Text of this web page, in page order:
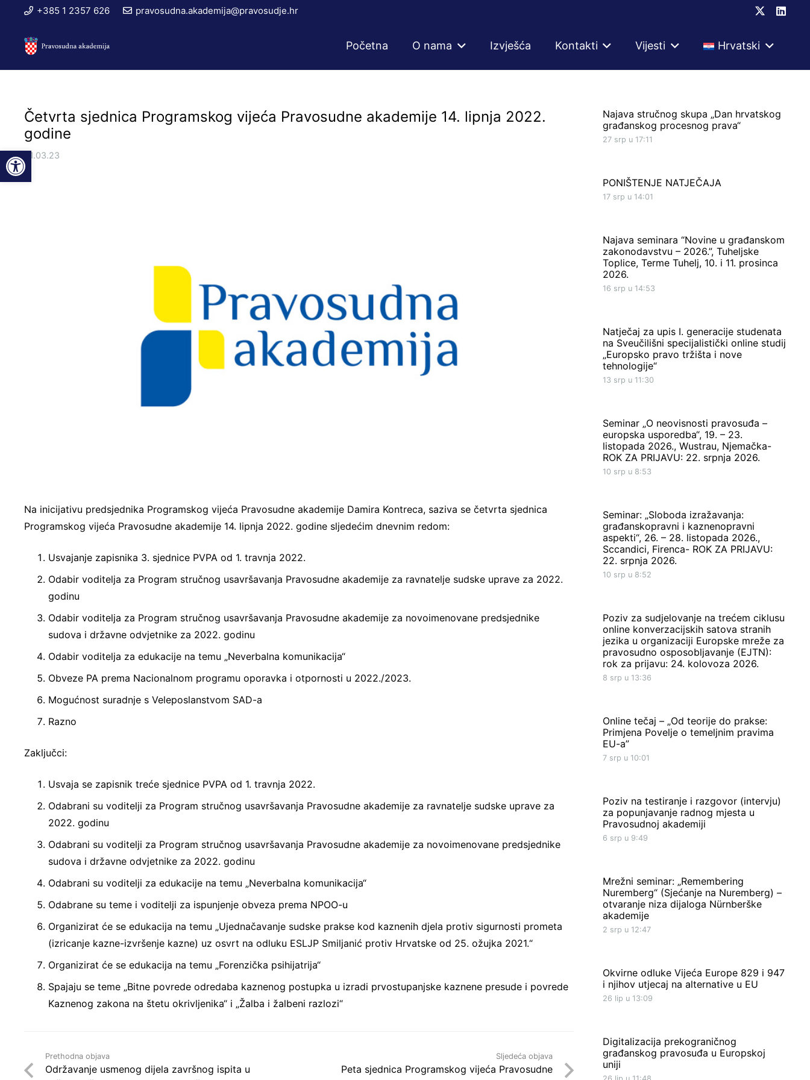
Open toolbar
+385 1 2357 626 pravosudna.akademija@pravosudje.hr
Početna O nama Izvješća Kontakti Vijesti Hrvatski
Četvrta sjednica Programskog vijeća Pravosudne akademije 14. lipnja 2022.
godine
31.03.23
Na inicijativu predsjednika Programskog vijeća Pravosudne akademije Damira Kontreca, saziva se četvrta sjednica
Programskog vijeća Pravosudne akademije 14. lipnja 2022. godine sljedećim dnevnim redom:
Usvajanje zapisnika 3. sjednice PVPA od 1. travnja 2022.
Odabir voditelja za Program stručnog usavršavanja Pravosudne akademije za ravnatelje sudske uprave za 2022.
godinu
Odabir voditelja za Program stručnog usavršavanja Pravosudne akademije za novoimenovane predsjednike
sudova i državne odvjetnike za 2022. godinu
Odabir voditelja za edukacije na temu „Neverbalna komunikacija“
Obveze PA prema Nacionalnom programu oporavka i otpornosti u 2022./2023.
Mogućnost suradnje s Veleposlanstvom SAD-a
Razno
Zaključci:
Usvaja se zapisnik treće sjednice PVPA od 1. travnja 2022.
Odabrani su voditelji za Program stručnog usavršavanja Pravosudne akademije za ravnatelje sudske uprave za
2022. godinu
Odabrani su voditelji za Program stručnog usavršavanja Pravosudne akademije za novoimenovane predsjednike
sudova i državne odvjetnike za 2022. godinu
Odabrani su voditelji za edukacije na temu „Neverbalna komunikacija“
Odabrane su teme i voditelji za ispunjenje obveza prema NPOO-u
Organizirat će se edukacija na temu „Ujednačavanje sudske prakse kod kaznenih djela protiv sigurnosti prometa
(izricanje kazne-izvršenje kazne) uz osvrt na odluku ESLJP Smiljanić protiv Hrvatske od 25. ožujka 2021.“
Organizirat će se edukacija na temu „Forenzička psihijatrija“
Spajaju se teme „Bitne povrede odredaba kaznenog postupka u izradi prvostupanjske kaznene presude i povrede
Kaznenog zakona na štetu okrivljenika“ i „Žalba i žalbeni razlozi“
Prethodna objava
Održavanje usmenog dijela završnog ispita u
Sljedeća objava
Peta sjednica Programskog vijeća Pravosudne
Najava stručnog skupa „Dan hrvatskog
građanskog procesnog prava“
27 srp u 17:11
PONIŠTENJE NATJEČAJA
17 srp u 14:01
Najava seminara “Novine u građanskom
zakonodavstvu – 2026.”, Tuheljske
Toplice, Terme Tuhelj, 10. i 11. prosinca
2026.
16 srp u 14:53
Natječaj za upis I. generacije studenata
na Sveučilišni specijalistički online studij
„Europsko pravo tržišta i nove
tehnologije“
13 srp u 11:30
Seminar „O neovisnosti pravosuđa –
europska usporedba“, 19. – 23.
listopada 2026., Wustrau, Njemačka-
ROK ZA PRIJAVU: 22. srpnja 2026.
10 srp u 8:53
Seminar: „Sloboda izražavanja:
građanskopravni i kaznenopravni
aspekti“, 26. – 28. listopada 2026.,
Sccandici, Firenca- ROK ZA PRIJAVU:
22. srpnja 2026.
10 srp u 8:52
Poziv za sudjelovanje na trećem ciklusu
online konverzacijskih satova stranih
jezika u organizaciji Europske mreže za
pravosudno osposobljavanje (EJTN):
rok za prijavu: 24. kolovoza 2026.
8 srp u 13:36
Online tečaj – „Od teorije do prakse:
Primjena Povelje o temeljnim pravima
EU-a”
7 srp u 10:01
Poziv na testiranje i razgovor (intervju)
za popunjavanje radnog mjesta u
Pravosudnoj akademiji
6 srp u 9:49
Mrežni seminar: „Remembering
Nuremberg“ (Sjećanje na Nuremberg) –
otvaranje niza dijaloga Nürnberške
akademije
2 srp u 12:47
Okvirne odluke Vijeća Europe 829 i 947
i njihov utjecaj na alternative u EU
26 lip u 13:09
Digitalizacija prekograničnog
građanskog pravosuđa u Europskoj
uniji